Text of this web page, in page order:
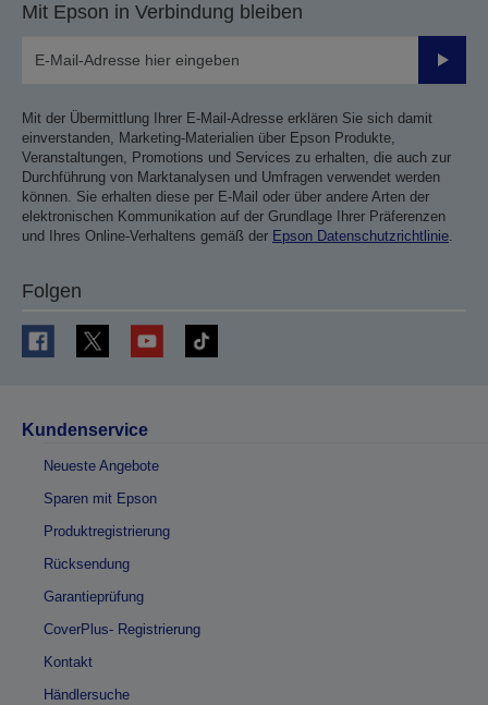
Mit Epson in Verbindung bleiben
Mit der Übermittlung Ihrer E-Mail-Adresse erklären Sie sich damit
einverstanden, Marketing-Materialien über Epson Produkte,
Veranstaltungen, Promotions und Services zu erhalten, die auch zur
Durchführung von Marktanalysen und Umfragen verwendet werden
können. Sie erhalten diese per E-Mail oder über andere Arten der
elektronischen Kommunikation auf der Grundlage Ihrer Präferenzen
und Ihres Online-Verhaltens gemäß der Epson Datenschutzrichtlinie.
Folgen
Kundenservice
Neueste Angebote
Sparen mit Epson
Produktregistrierung
Rücksendung
Garantieprüfung
CoverPlus- Registrierung
Kontakt
Händlersuche